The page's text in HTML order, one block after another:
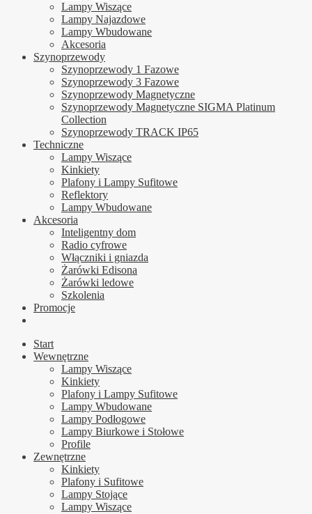
Lampy Wiszące
Lampy Najazdowe
Lampy Wbudowane
Akcesoria
Szynoprzewody
Szynoprzewody 1 Fazowe
Szynoprzewody 3 Fazowe
Szynoprzewody Magnetyczne
Szynoprzewody Magnetyczne SIGMA Platinum
Collection
Szynoprzewody TRACK IP65
Techniczne
Lampy Wiszące
Kinkiety
Plafony i Lampy Sufitowe
Reflektory
Lampy Wbudowane
Akcesoria
Inteligentny dom
Radio cyfrowe
Włączniki i gniazda
Żarówki Edisona
Żarówki ledowe
Szkolenia
Promocje
Start
Wewnętrzne
Lampy Wiszące
Kinkiety
Plafony i Lampy Sufitowe
Lampy Wbudowane
Lampy Podłogowe
Lampy Biurkowe i Stołowe
Profile
Zewnętrzne
Kinkiety
Plafony i Sufitowe
Lampy Stojące
Lampy Wiszące